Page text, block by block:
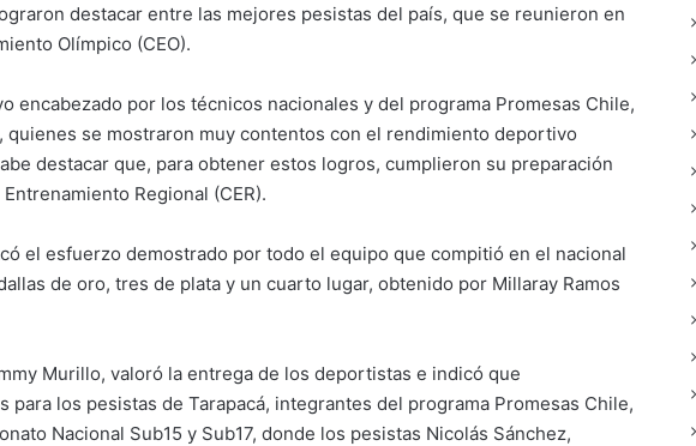
destacar entre las mejores pesistas del país, que se reunieron en
Olímpico (CEO).
encabezado por los técnicos nacionales y del programa Promesas Chile,
quienes se mostraron muy contentos con el rendimiento deportivo
destacar que, para obtener estos logros, cumplieron su preparación
Regional (CER).
el esfuerzo demostrado por todo el equipo que compitió en el nacional
de oro, tres de plata y un cuarto lugar, obtenido por Millaray Ramos
Murillo, valoró la entrega de los deportistas e indicó que
para los pesistas de Tarapacá, integrantes del programa Promesas Chile,
Nacional Sub15 y Sub17, donde los pesistas Nicolás Sánchez,